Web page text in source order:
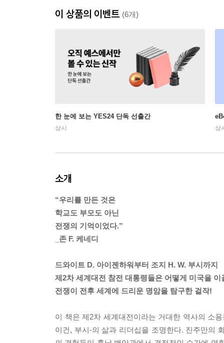
이 상품의 이벤트 (6개)
한 눈에 보는 YES24 단독 선출간
상시 상
소개
“우리를 만든 것은
학교도 부모도 아닌
전쟁의 기억이었다.”
_존 F. 케네디
드와이트 D. 아이젠하워부터 조지 H. W. 부시까지
제2차 세계대전 참전 대통령들은 어떻게 미국을 이
전쟁이 전후 세계에 드리운 명암을 탐구한 걸작!
이 책은 제2차 세계대전이라는 거대한 역사의 소
이건, 부시-의 삶과 리더십을 조명한다. 진주만의